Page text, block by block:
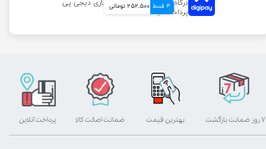
4 قسط 252,500 تومانی
بهترین قیمت پرداخت آنلاین ۷ روز ضمانت بازگشت ضمانت اصالت کالا